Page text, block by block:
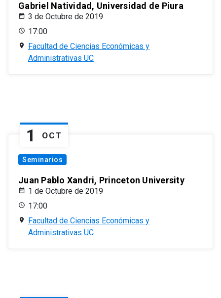
Gabriel Natividad, Universidad de Piura
3 de Octubre de 2019
17:00
Facultad de Ciencias Económicas y
Administrativas UC
1 OCT
Seminarios
Juan Pablo Xandri, Princeton University
1 de Octubre de 2019
17:00
Facultad de Ciencias Económicas y
Administrativas UC